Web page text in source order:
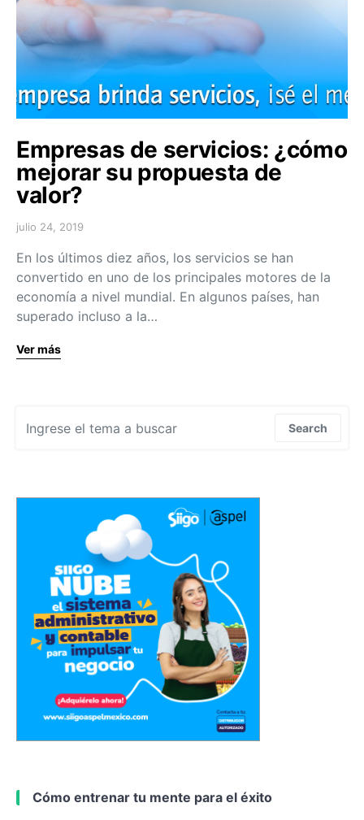
Empresas de servicios: ¿cómo
mejorar su propuesta de
valor?
julio 24, 2019
En los últimos diez años, los servicios se han
convertido en uno de los principales motores de la
economía a nivel mundial. En algunos países, han
superado incluso a la…
Ver más
Search
Cómo entrenar tu mente para el éxito